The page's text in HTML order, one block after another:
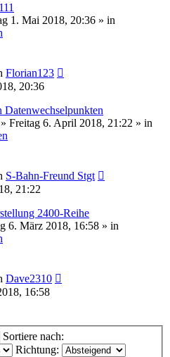
1. Mai 2018, 20:36 » in
Florian123
20:36
Datenwechselpunkten
» Freitag 6. April 2018, 21:22 » in
S-Bahn-Freund Stgt
21:22
2400-Reihe
6. März 2018, 16:58 » in
Dave2310
16:58
Sortiere nach:
Richtung: